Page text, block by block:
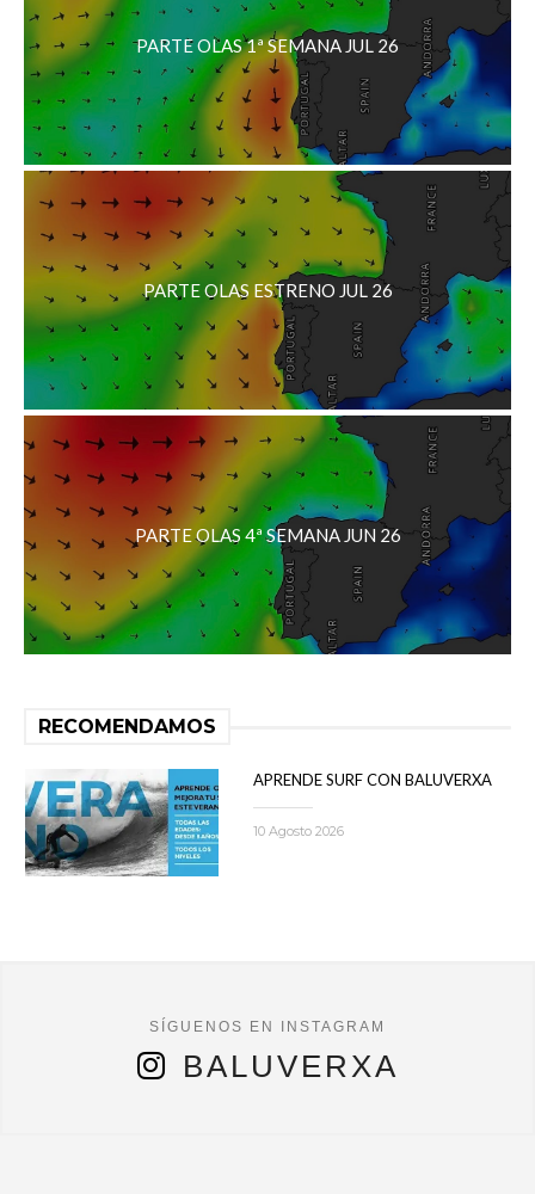
PARTE OLAS 1ª SEMANA JUL 26
PARTE OLAS ESTRENO JUL 26
PARTE OLAS 4ª SEMANA JUN 26
RECOMENDAMOS
APRENDE SURF CON BALUVERXA
10 Agosto 2026
BALUVERXA